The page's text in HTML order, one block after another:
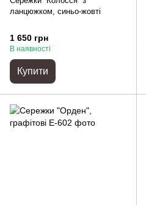
ланцюжком, синьо-жовті
1 650 грн
В наявності
Купити